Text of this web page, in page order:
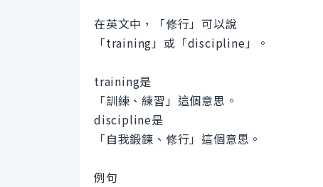
在英文中，「修行」可以說
「training」或「discipline」。
training是
「訓練、練習」這個意思。
discipline是
「自我鍛鍊、修行」這個意思。
例句